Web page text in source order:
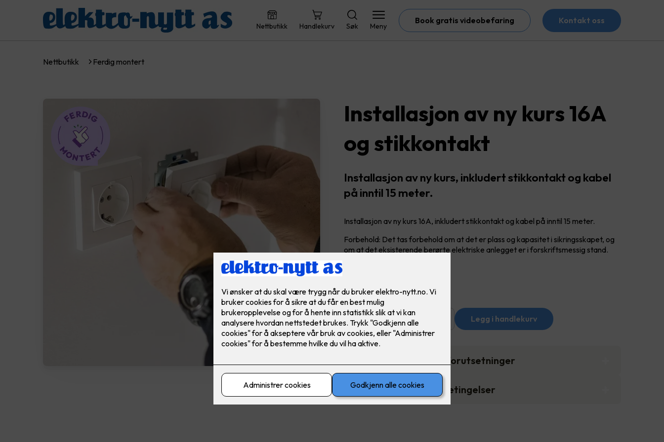
Nettbutikk Handlekurv Søk Meny
Book gratis videobefaring Kontakt oss
Nettbutikk Ferdig montert
Installasjon av ny kurs 16A
og stikkontakt
Installasjon av ny kurs, inkludert stikkontakt og kabel
på inntil 15 meter.
Installasjon av ny kurs 16A, inkludert stikkontakt og kabel på inntil 15 meter.
Forbehold: Det tas forbehold om at det er plass og kapasitet i sikringsskapet, og
om at det eksisterende berørte elektriske anlegget er i forskriftsmessig stand.
Antall Legg i handlekurv
Pris- og monteringsforutsetninger
Salgs- og leveringsbetingelser